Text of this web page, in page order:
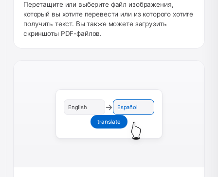
Перетащите или выберите файл изображения,
который вы хотите перевести или из которого хотите
получить текст. Вы также можете загрузить
скриншоты PDF-файлов.
English → Español
translate
👆